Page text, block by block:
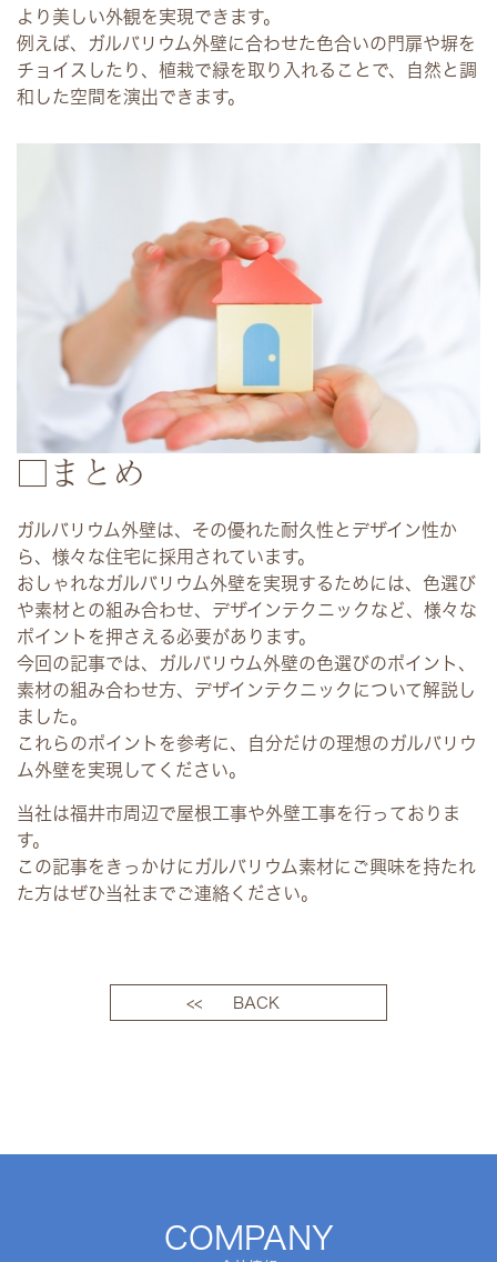
より美しい外観を実現できます。
例えば、ガルバリウム外壁に合わせた色合いの門扉や塀を
チョイスしたり、植栽で緑を取り入れることで、自然と調
和した空間を演出できます。
□まとめ
ガルバリウム外壁は、その優れた耐久性とデザイン性か
ら、様々な住宅に採用されています。
おしゃれなガルバリウム外壁を実現するためには、色選び
や素材との組み合わせ、デザインテクニックなど、様々な
ポイントを押さえる必要があります。
今回の記事では、ガルバリウム外壁の色選びのポイント、
素材の組み合わせ方、デザインテクニックについて解説し
ました。
これらのポイントを参考に、自分だけの理想のガルバリウ
ム外壁を実現してください。
当社は福井市周辺で屋根工事や外壁工事を行っておりま
す。
この記事をきっかけにガルバリウム素材にご興味を持たれ
た方はぜひ当社までご連絡ください。
<< BACK
COMPANY